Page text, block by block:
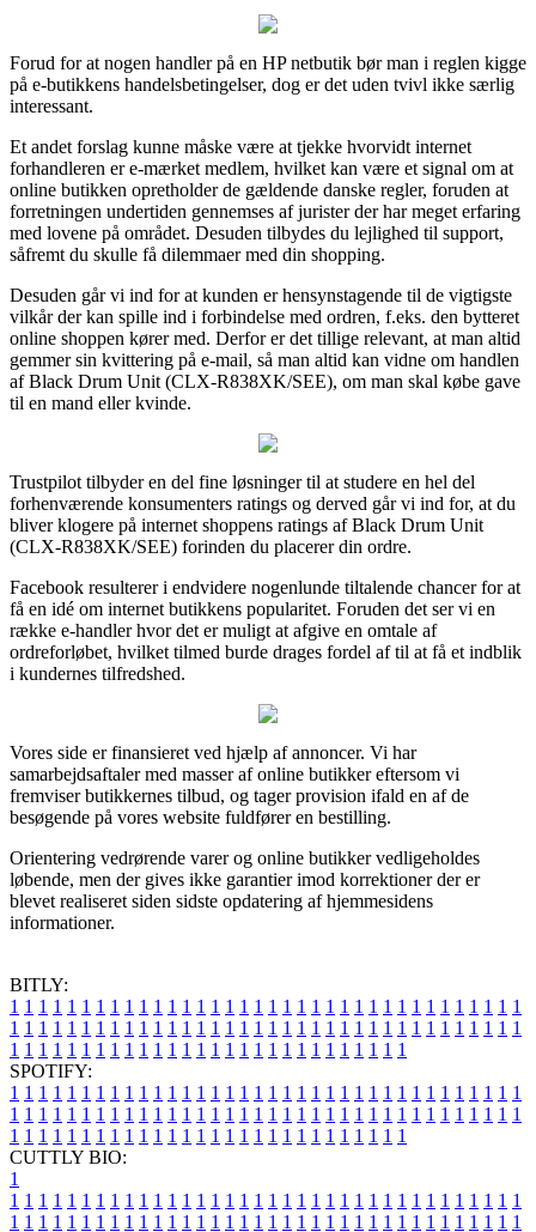
Forud for at nogen handler på en HP netbutik bør man i reglen kigge
på e-butikkens handelsbetingelser, dog er det uden tvivl ikke særlig
interessant.
Et andet forslag kunne måske være at tjekke hvorvidt internet
forhandleren er e-mærket medlem, hvilket kan være et signal om at
online butikken opretholder de gældende danske regler, foruden at
forretningen undertiden gennemses af jurister der har meget erfaring
med lovene på området. Desuden tilbydes du lejlighed til support,
såfremt du skulle få dilemmaer med din shopping.
Desuden går vi ind for at kunden er hensynstagende til de vigtigste
vilkår der kan spille ind i forbindelse med ordren, f.eks. den bytteret
online shoppen kører med. Derfor er det tillige relevant, at man altid
gemmer sin kvittering på e-mail, så man altid kan vidne om handlen
af Black Drum Unit (CLX-R838XK/SEE), om man skal købe gave
til en mand eller kvinde.
Trustpilot tilbyder en del fine løsninger til at studere en hel del
forhenværende konsumenters ratings og derved går vi ind for, at du
bliver klogere på internet shoppens ratings af Black Drum Unit
(CLX-R838XK/SEE) forinden du placerer din ordre.
Facebook resulterer i endvidere nogenlunde tiltalende chancer for at
få en idé om internet butikkens popularitet. Foruden det ser vi en
række e-handler hvor det er muligt at afgive en omtale af
ordreforløbet, hvilket tilmed burde drages fordel af til at få et indblik
i kundernes tilfredshed.
Vores side er finansieret ved hjælp af annoncer. Vi har
samarbejdsaftaler med masser af online butikker eftersom vi
fremviser butikkernes tilbud, og tager provision ifald en af de
besøgende på vores website fuldfører en bestilling.
Orientering vedrørende varer og online butikker vedligeholdes
løbende, men der gives ikke garantier imod korrektioner der er
blevet realiseret siden sidste opdatering af hjemmesidens
informationer.
BITLY:
1 1 1 1 1 1 1 1 1 1 1 1 1 1 1 1 1 1 1 1 1 1 1 1 1 1 1 1 1 1 1 1 1 1 1 1
1 1 1 1 1 1 1 1 1 1 1 1 1 1 1 1 1 1 1 1 1 1 1 1 1 1 1 1 1 1 1 1 1 1 1 1
1 1 1 1 1 1 1 1 1 1 1 1 1 1 1 1 1 1 1 1 1 1 1 1 1 1 1 1
SPOTIFY:
1 1 1 1 1 1 1 1 1 1 1 1 1 1 1 1 1 1 1 1 1 1 1 1 1 1 1 1 1 1 1 1 1 1 1 1
1 1 1 1 1 1 1 1 1 1 1 1 1 1 1 1 1 1 1 1 1 1 1 1 1 1 1 1 1 1 1 1 1 1 1 1
1 1 1 1 1 1 1 1 1 1 1 1 1 1 1 1 1 1 1 1 1 1 1 1 1 1 1 1
CUTTLY BIO:
1
1 1 1 1 1 1 1 1 1 1 1 1 1 1 1 1 1 1 1 1 1 1 1 1 1 1 1 1 1 1 1 1 1 1 1 1
1 1 1 1 1 1 1 1 1 1 1 1 1 1 1 1 1 1 1 1 1 1 1 1 1 1 1 1 1 1 1 1 1 1 1 1